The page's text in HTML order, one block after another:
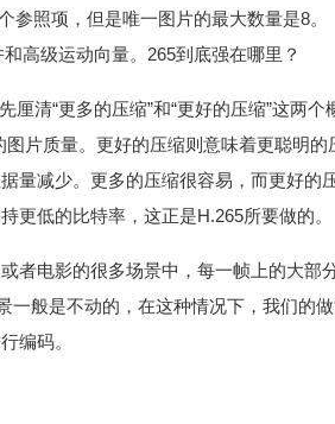
照项，但是唯一图片的最大数量是8。
高级运动向量。265到底强在哪里？
清“更多的压缩”和“更好的压缩”这两个
片质量。更好的压缩则意味着更聪明的
量减少。更多的压缩很容易，而更好的
更低的比特率，这正是H.265所要做的。
者电影的很多场景中，每一帧上的大部
一般是不动的，在这种情况下，我们的
编码。